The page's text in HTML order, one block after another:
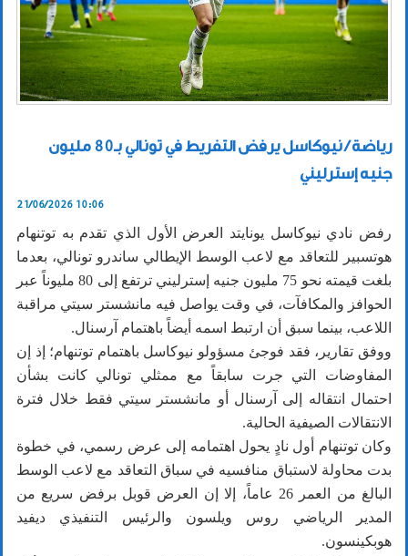
رياضة / نيوكاسل يرفض التفريط في تونالي بـ80 مليون
جنيه إسترليني
21/06/2026 10:06
رفض نادي نيوكاسل يونايتد العرض الأول الذي تقدم به توتنهام
هوتسبير للتعاقد مع لاعب الوسط الإيطالي ساندرو تونالي، بعدما
بلغت قيمته نحو 75 مليون جنيه إسترليني ترتفع إلى 80 مليوناً عبر
الحوافز والمكافآت، في وقت يواصل فيه مانشستر سيتي مراقبة
اللاعب، بينما سبق أن ارتبط اسمه أيضاً باهتمام آرسنال.
ووفق تقارير، فقد فوجئ مسؤولو نيوكاسل باهتمام توتنهام؛ إذ إن
المفاوضات التي جرت سابقاً مع ممثلي تونالي كانت بشأن
احتمال انتقاله إلى آرسنال أو مانشستر سيتي فقط خلال فترة
الانتقالات الصيفية الحالية.
وكان توتنهام أول نادٍ يحول اهتمامه إلى عرض رسمي، في خطوة
بدت محاولة لاستباق منافسيه في سباق التعاقد مع لاعب الوسط
البالغ من العمر 26 عاماً، إلا إن العرض قوبل برفض سريع من
المدير الرياضي روس ويلسون والرئيس التنفيذي ديفيد
هوبكينسون.